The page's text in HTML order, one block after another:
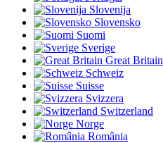
Slovenija
Slovensko
Suomi
Sverige
Great Britain
Schweiz
Suisse
Svizzera
Switzerland
Norge
România